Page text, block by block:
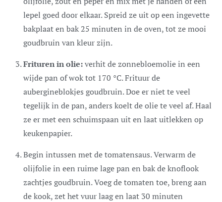
lepel goed door elkaar. Spreid ze uit op een ingevette
bakplaat en bak 25 minuten in de oven, tot ze mooi
goudbruin van kleur zijn.
Frituren in olie:verhit de zonnebloemolie in een
wijde pan of wok tot 170 °C. Frituur de
aubergineblokjes goudbruin. Doe er niet te veel
tegelijk in de pan, anders koelt de olie te veel af. Haal
ze er met een schuimspaan uit en laat uitlekken op
keukenpapier.
Begin intussen met de tomatensaus. Verwarm de
olijfolie in een ruime lage pan en bak de knoflook
zachtjes goudbruin. Voeg de tomaten toe, breng aan
de kook, zet het vuur laag en laat 30 minuten